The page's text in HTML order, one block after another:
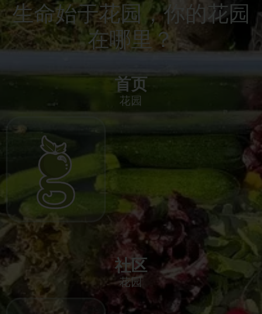
生命始于花园，你的花园
在哪里？
首页
花园
社区
花园